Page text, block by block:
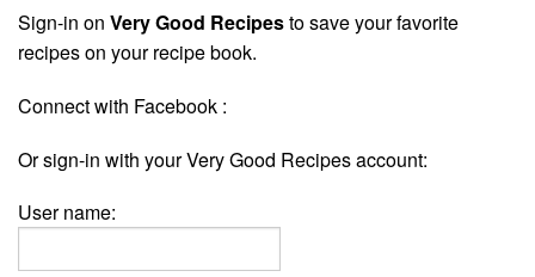
Sign-in on Very Good Recipesto save your favorite
recipes on your recipe book.
Connect with Facebook :
Or sign-in with your Very Good Recipes account:
User name: